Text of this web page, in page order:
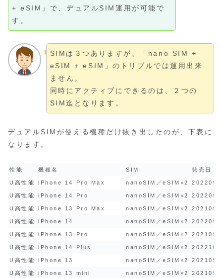
+ eSIM」で、デュアルSIM運用が可能で
す。
SIMは３つありますが、「nano SIM +
eSIM + eSIM」のトリプルでは運用出来
ません。
同時にアクティブにできるのは、２つの
SIM迄となります。
デュアルSIMが使える機種だけ抜き出したのが、下表に
なります。
性能 機種名 SIM 発売日
U高性能 iPhone 14 Pro Max nanoSIM／eSIM×2
U高性能 iPhone 14 Pro nanoSIM／eSIM×2
U高性能 iPhone 13 Pro Max nanoSIM／eSIM×2
U高性能 iPhone 14 nanoSIM／eSIM×2
U高性能 iPhone 13 Pro nanoSIM／eSIM×2
U高性能 iPhone 14 Plus nanoSIM／eSIM×2
U高性能 iPhone 13 nanoSIM／eSIM×2
U高性能 iPhone 13 mini nanoSIM／eSIM×2